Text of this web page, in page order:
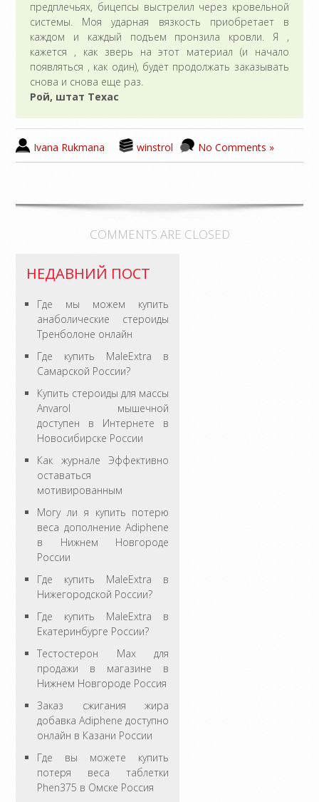
предплечьях, бицепсы выстрелил через кровельной
системы. Моя ударная вязкость приобретает в
каждом и каждый подъем пронзила кровли. Я ,
кажется , как зверь на этот материал (и начало
появляться , как один), будет продолжать заказывать
снова и снова еще раз.
Рой, штат Техас
Ivana Rukmana winstrol No Comments »
COMMENTS ARE CLOSED
НЕДАВНИЙ ПОСТ
Где мы можем купить
анаболические стероиды
Тренболоне онлайн
Где купить MaleExtra в
Самарской России?
Купить стероиды для массы
Anvarol мышечной
доступен в Интернете в
Новосибирске России
Как журнале Эффективно
оставаться
мотивированным
Могу ли я купить потерю
веса дополнение Adiphene
в Нижнем Новгороде
России
Где купить MaleExtra в
Нижегородской России?
Где купить MaleExtra в
Екатеринбурге России?
Тестостерон Max для
продажи в магазине в
Нижнем Новгороде Россия
Заказ сжигания жира
добавка Adiphene доступно
онлайн в Казани России
Где вы можете купить
потеря веса таблетки
Phen375 в Омске Россия